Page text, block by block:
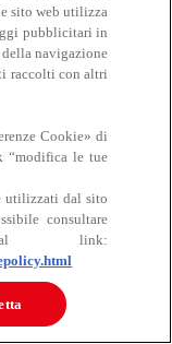
Carne
sito web utilizza
pubblicitari in
navigazione
raccolti con altri
Cookie» di
“modifica le tue
utilizzati dal sito
consultare
al link: